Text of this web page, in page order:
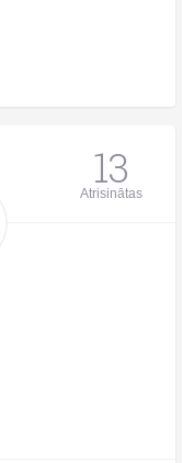
13
Atrisinātas